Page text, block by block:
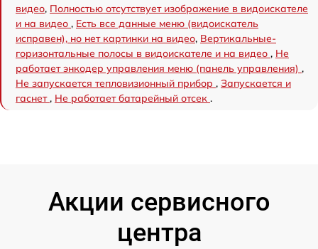
видео, Полностью отсутствует изображение в видоискателе
и на видео , Есть все данные меню (видоискатель
исправен), но нет картинки на видео, Вертикальные-
горизонтальные полосы в видоискателе и на видео , Не
работает энкодер управления меню (панель управления) ,
Не запускается тепловизионный прибор , Запускается и
гаснет, Не работает батарейный отсек .
Акции сервисного
центра